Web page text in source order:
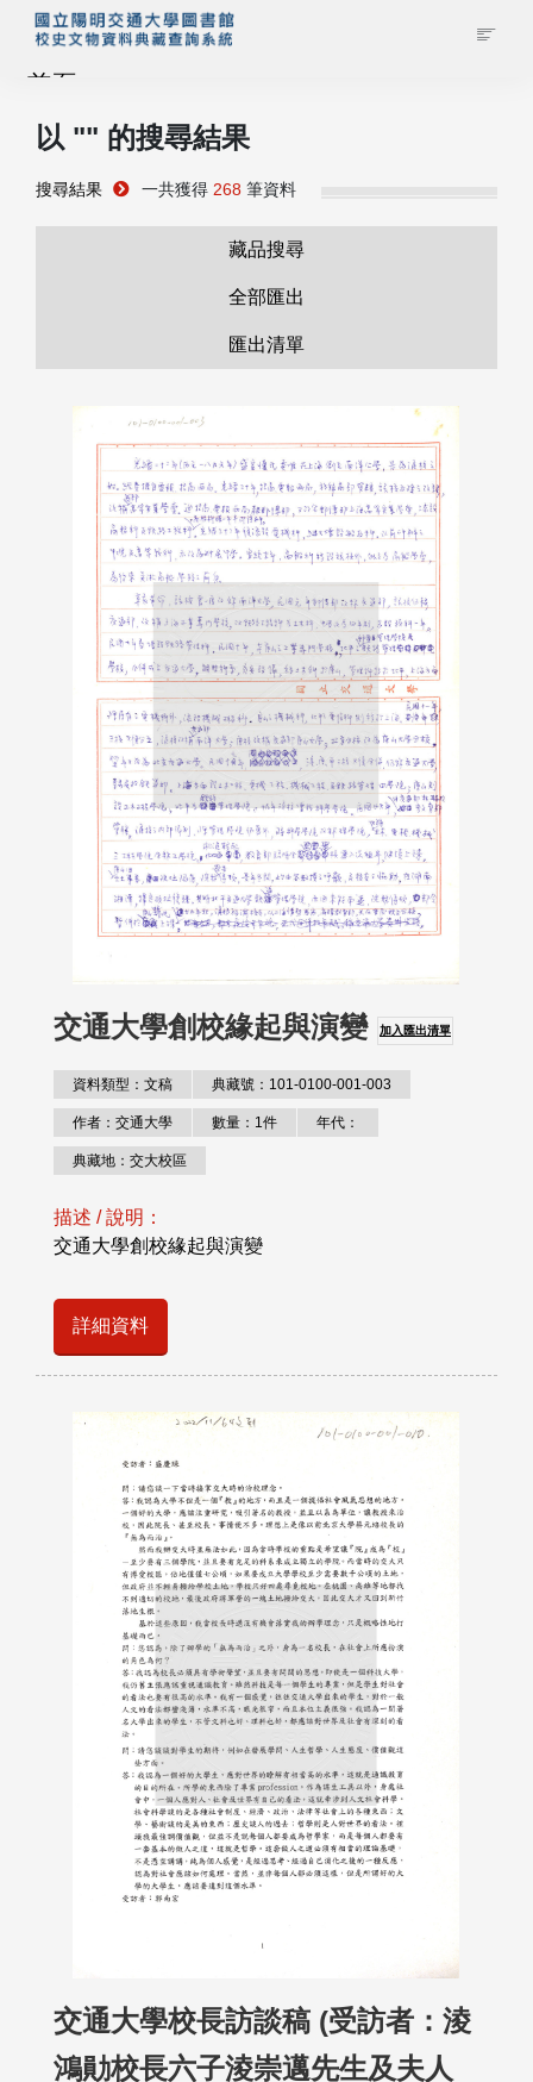
首頁
藏品查詢
管理者登入
以 "" 的搜尋結果
搜尋結果 一共獲得 268 筆資料
藏品搜尋
全部匯出
匯出清單
交通大學創校緣起與演變 加入匯出清單
資料類型：文稿 典藏號：101-0100-001-003
作者：交通大學 數量：1件 年代：
典藏地：交大校區
描述 / 說明：
交通大學創校緣起與演變
詳細資料
交通大學校長訪談稿 (受訪者：淩
鴻勛校長六子淩崇邁先生及夫人